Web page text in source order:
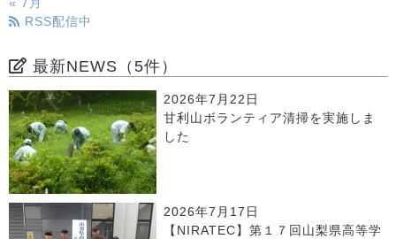
« 7月
RSS配信中
最新NEWS（5件）
2026年7月22日
甘利山ボランティア清掃を実施しま
した
2026年7月17日
【NIRATEC】第１７回山梨県高等学